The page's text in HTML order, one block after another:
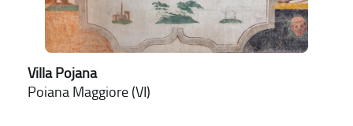
Villa Pojana
Poiana Maggiore (VI)